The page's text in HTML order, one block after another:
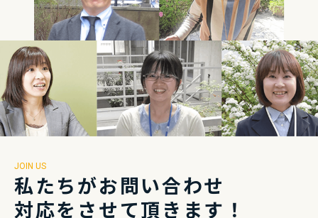
JOIN US
私たちがお問い合わせ
対応をさせて頂きます！